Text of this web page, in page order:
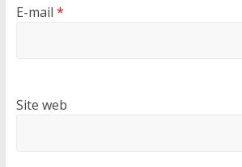
E-mail *
Site web